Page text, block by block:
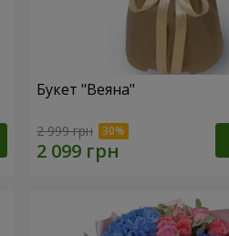
Букет "Веяна"
2 999 грн